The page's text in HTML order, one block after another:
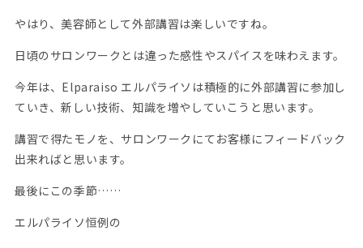
やはり、美容師として外部講習は楽しいですね。
日頃のサロンワークとは違った感性やスパイスを味わえます。
今年は、Elparaiso エルパライソは積極的に外部講習に参加し
ていき、新しい技術、知識を増やしていこうと思います。
講習で得たモノを、サロンワークにてお客様にフィードバック
出来ればと思います。
最後にこの季節……
エルパライソ恒例の